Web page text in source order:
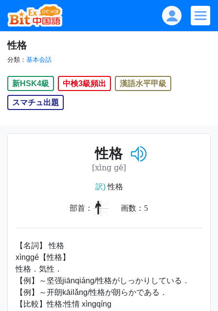
性格
分類： 基本会話
新HSK4級 中検3級頻出 漢語水平甲級
スマチュ出題
性格
[xìng gé]
訳)性格
部首： 忄 画数： 5
【名詞】 性格
xìnggé【性格】
性格．気性．
【例】～坚强jiānqiáng/性格がしっかりしている．
【例】～开朗kāilǎng/性格が朗らかである．
【比較】性格:性情 xìngqíng